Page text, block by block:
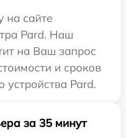
на сайте
Pard. Наш
на Ваш запрос
и сроков
Pard.
за 35 минут